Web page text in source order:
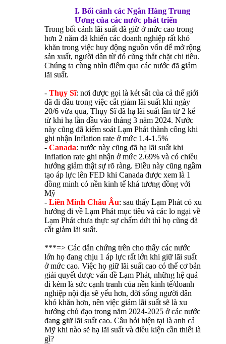
I. Bối cảnh các Ngân Hàng Trung
Ương của các nước phát triển
Trong bối cảnh lãi suất đã giữ ở mức cao trong
hơn 2 năm đã khiến các doanh nghiệp rất khó
khăn trong việc huy động nguồn vốn để mở rộng
sản xuất, người dân từ đó cũng thắt chặt chi tiêu.
Chúng ta cùng nhìn điểm qua các nước đã giảm
lãi suất.
- Thụy Sĩ: nơi được gọi là két sắt của cả thế giới
đã đi đầu trong việc cắt giảm lãi suất khi ngày
20/6 vừa qua, Thụy Sĩ đã hạ lãi suất lần từ 2 kể
từ khi hạ lần đầu vào tháng 3 năm 2024. Nước
này cũng đã kiểm soát Lạm Phát thành công khi
ghi nhận Inflation rate ở mức 1.4-1.5%
- Canada: nước này cũng đã hạ lãi suất khi
Inflation rate ghi nhận ở mức 2.69% và có chiều
hướng giảm thật sự rõ ràng. Điều này cũng ngầm
tạo áp lực lên FED khi Canada được xem là 1
đồng minh có nền kinh tế khá tương đồng với
Mỹ
- Liên Minh Châu Âu: sau thấy Lạm Phát có xu
hướng đi về Lạm Phát mục tiêu và các lo ngại về
Lạm Phát chưa thực sự chấm dứt thì họ cũng đã
cắt giảm lãi suất.
***=> Các dẫn chứng trên cho thấy các nước
lớn họ đang chịu 1 áp lực rất lớn khi giữ lãi suất
ở mức cao. Việc họ giữ lãi suất cao có thể cơ bản
giải quyết được vấn đề Lạm Phát, những hệ quả
đi kèm là sức cạnh tranh của nền kinh tế/doanh
nghiệp nội địa sẽ yếu hơn, đời sống người dân
khó khăn hơn, nên việc giảm lãi suất sẽ là xu
hướng chủ đạo trong năm 2024-2025 ở các nước
đang giữ lãi suất cao. Câu hỏi hiện tại là anh cả
Mỹ khi nào sẽ hạ lãi suất và điều kiện cần thiết là
gì?